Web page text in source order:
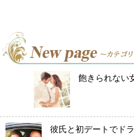
飽きられない
彼氏と初デートでド